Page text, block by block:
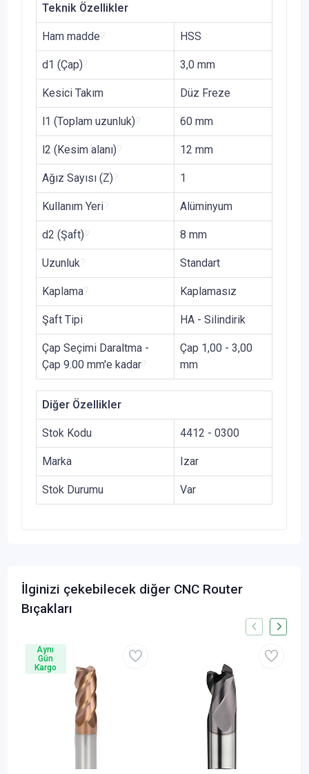
Teknik Özellikler
Ham madde HSS
d1 (Çap) 3,0 mm
Kesici Takım Düz Freze
l1 (Toplam uzunluk) 60 mm
l2 (Kesim alanı) 12 mm
Ağız Sayısı (Z) 1
Kullanım Yeri Alüminyum
d2 (Şaft) 8 mm
Uzunluk Standart
Kaplama Kaplamasız
Şaft Tipi HA - Silindirik
Çap Seçimi Daraltma -
Çap 9.00 mm'e kadar
Çap 1,00 - 3,00
mm
Diğer Özellikler
Stok Kodu 4412 - 0300
Marka Izar
Stok Durumu Var
İlginizi çekebilecek diğer CNC Router
Bıçakları
Aynı
Gün
Kargo